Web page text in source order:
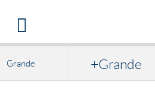
Grande +Grande